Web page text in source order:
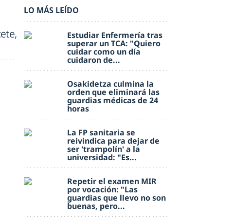
LO MÁS LEÍDO
Estudiar Enfermería tras
superar un TCA: "Quiero
cuidar como un día
cuidaron de...
Osakidetza culmina la
orden que eliminará las
guardias médicas de 24
horas
La FP sanitaria se
reivindica para dejar de
ser 'trampolín' a la
universidad: "Es...
Repetir el examen MIR
por vocación: "Las
guardias que llevo no son
buenas, pero...